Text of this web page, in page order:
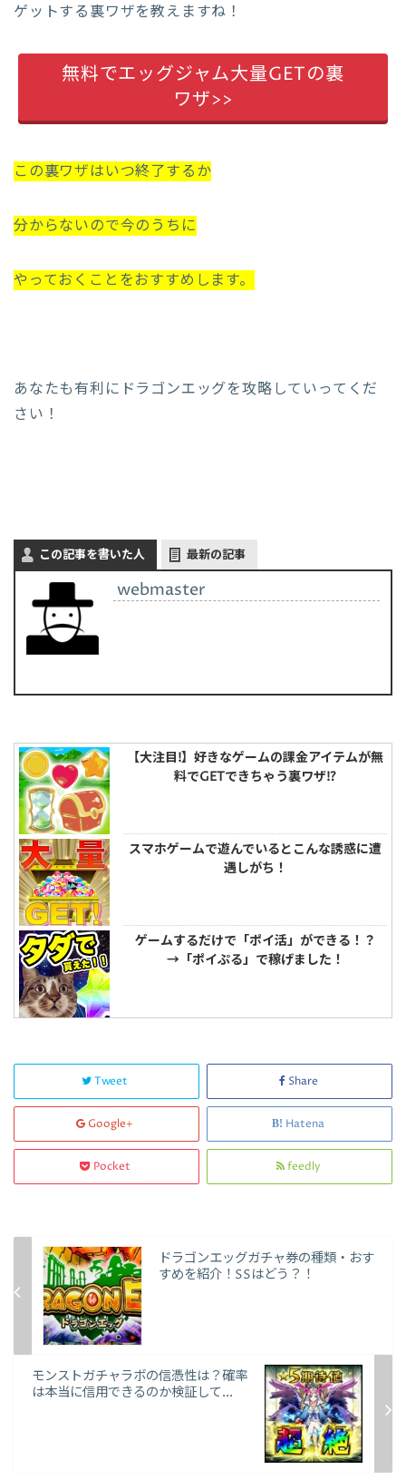
ゲットする裏ワザを教えますね！
無料でエッグジャム大量GETの裏
ワザ>>
この裏ワザはいつ終了するか
分からないので今のうちに
やっておくことをおすすめします。
あなたも有利にドラゴンエッグを攻略していってくだ
さい！
この記事を書いた人 最新の記事
webmaster
【大注目!】好きなゲームの課金アイテムが無
料でGETできちゃう裏ワザ!?
スマホゲームで遊んでいるとこんな誘惑に遭
遇しがち！
ゲームするだけで「ポイ活」ができる！？
→「ポイぷる」で稼げました！
Tweet Share
Google+ Hatena
Pocket feedly
ドラゴンエッグガチャ券の種類・おす
すめを紹介！SSはどう？！
モンストガチャラボの信憑性は？確率
は本当に信用できるのか検証して...